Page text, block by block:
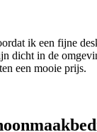
ik een fijne
dicht in de
een mooie prijs.